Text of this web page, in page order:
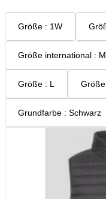
Größe : 1W
Größe international : M
Größe : L
Grundfarbe : Schwarz